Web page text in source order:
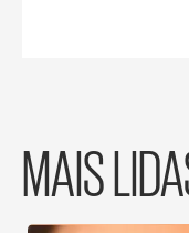
MAIS